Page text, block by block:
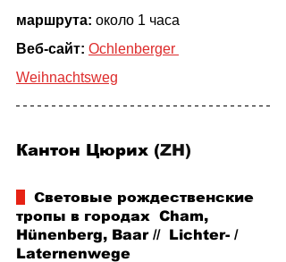
маршрута: около 1 часа
Веб-сайт: Ochlenberger
Weihnachtsweg
Кантон Цюрих (ZH)
Световые рождественские
тропы в городах  Cham,
Hünenberg, Baar //  Lichter- /
Laternenwege